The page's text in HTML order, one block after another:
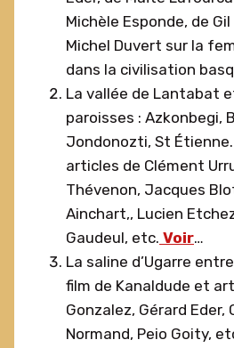
Michèle Esponde, de
Michel Duvert sur la
dans la civilisation
La vallée de Lantabat
paroisses : Azkonbegi,
Jondonozti, St
articles de Clément
Thévenon, Jacques
Ainchart,, Lucien
Gaudeul, etc. Voir…
La saline d’Ugarre
film de Kanaldude et
Gonzalez, Gérard Eder,
Normand, Peio Goity,